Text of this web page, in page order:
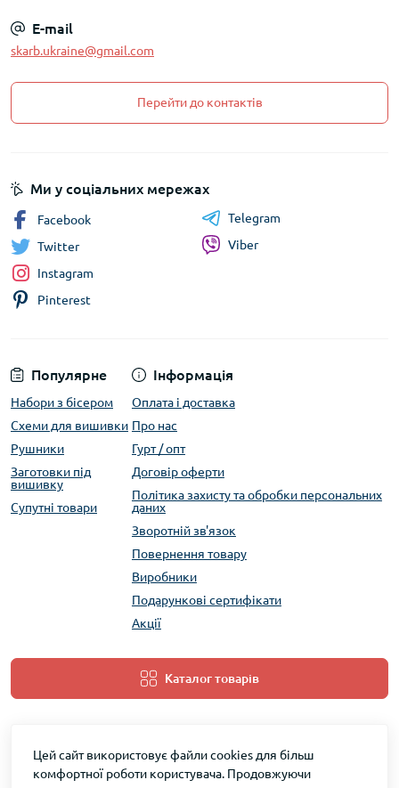
E-mail
skarb.ukraine@gmail.com
Перейти до контактів
Популярне
Набори з бісером
Схеми для вишивки
Рушники
Заготовки під
вишивку
Супутні товари
Інформація
Оплата і доставка
Про нас
Гурт / опт
Договір оферти
Політика захисту та обробки персональних
даних
Зворотній зв'язок
Повернення товару
Виробники
Подарункові сертифікати
Акції
Каталог товарів
Ми у соціальних мережах
Facebook
Twitter
Instagram
Pinterest
Telegram
Viber
Цей сайт використовує файли cookies для більш
комфортної роботи користувача. Продовжуючи